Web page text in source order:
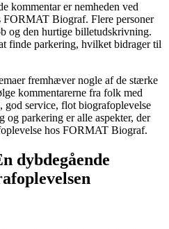
kommentar er nemheden ved
Biograf. Flere personer
og den hurtige billetudskrivning.
finde parkering, hvilket bidrager til
fremhæver nogle af de stærke
kommentarerne fra folk med
service, flot biografoplevelse
og parkering er alle aspekter, der
hos FORMAT Biograf.
dybdegående